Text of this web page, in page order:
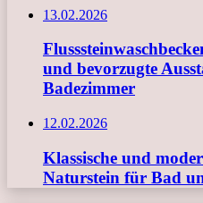
13.02.2026
und bevorzugte
Badezimmer
12.02.2026
Klassische und
Naturstein für Bad